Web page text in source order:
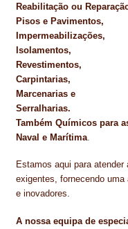
Reabilitação ou
Pisos e Pavimentos,
Impermeabilizações,
Isolamentos,
Revestimentos,
Carpintarias,
Marcenarias e
Serralharias.
Também Químicos para
Naval e Marítima.
Estamos aqui para
exigentes, fornecendo
e inovadores.
A nossa equipa de